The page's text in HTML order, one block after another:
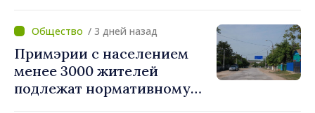
/ 3 дней назад
Примэрии с населением
менее 3000 жителей
подлежат нормативному